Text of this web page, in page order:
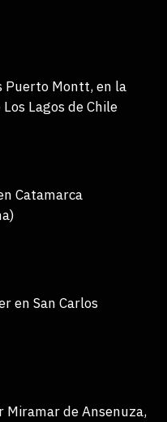
Puerto Montt, en la
Lagos de Chile
Catamarca
en San Carlos
Miramar de Ansenuza,